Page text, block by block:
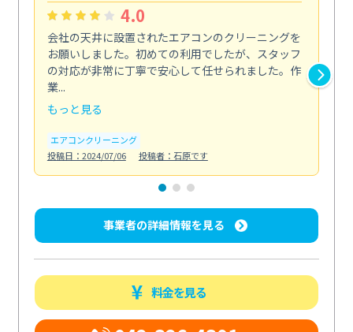
4.0
会社の天井に設置されたエアコンのクリーニングを
お願いしました。初めての利用でしたが、スタッフ
の対応が非常に丁寧で安心して任せられました。作
業...
もっと見る
エアコンクリーニング
投稿日：2024/07/06
投稿者：石原です
事業者の詳細情報を見る
料金を見る